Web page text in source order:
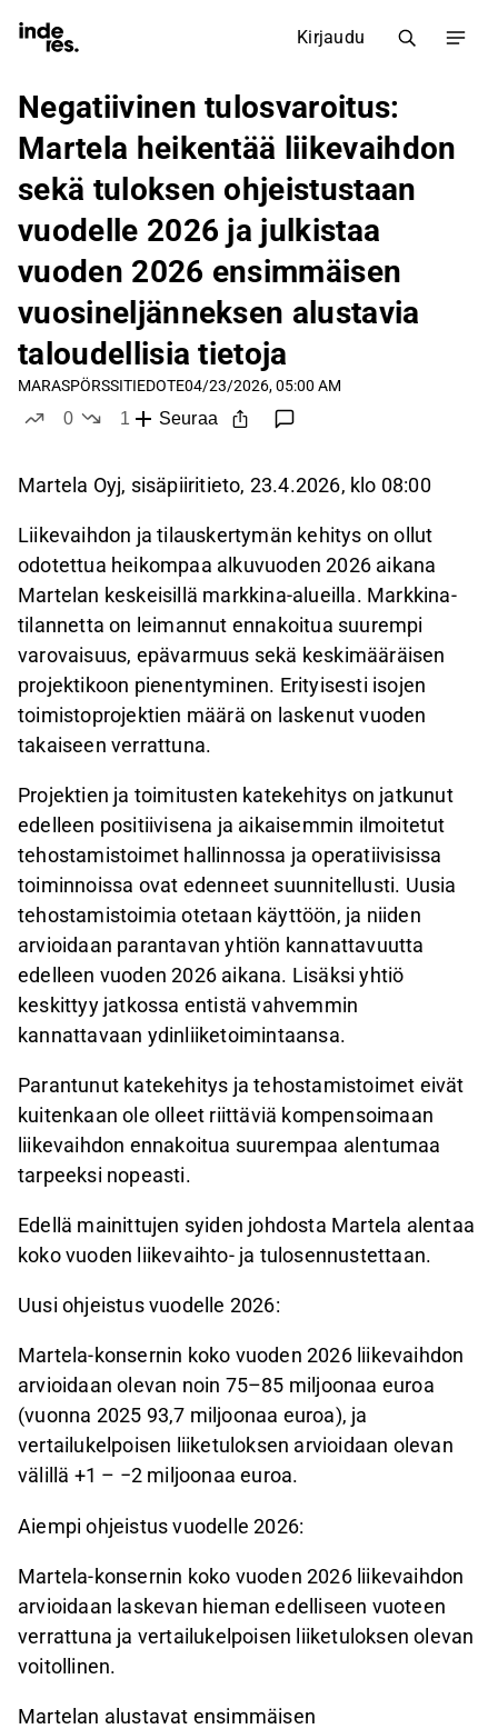
Kirjaudu
Negatiivinen tulosvaroitus:
Martela heikentää liikevaihdon
sekä tuloksen ohjeistustaan
vuodelle 2026 ja julkistaa
vuoden 2026 ensimmäisen
vuosineljänneksen alustavia
taloudellisia tietoja
MARASPÖRSSITIEDOTE04/23/2026, 05:00 AM
0
1
Seuraa
Martela Oyj, sisäpiiritieto, 23.4.2026, klo 08:00
Liikevaihdon ja tilauskertymän kehitys on ollut
odotettua heikompaa alkuvuoden 2026 aikana
Martelan keskeisillä markkina-alueilla. Markkina-
tilannetta on leimannut ennakoitua suurempi
varovaisuus, epävarmuus sekä keskimääräisen
projektikoon pienentyminen. Erityisesti isojen
toimistoprojektien määrä on laskenut vuoden
takaiseen verrattuna.
Projektien ja toimitusten katekehitys on jatkunut
edelleen positiivisena ja aikaisemmin ilmoitetut
tehostamistoimet hallinnossa ja operatiivisissa
toiminnoissa ovat edenneet suunnitellusti. Uusia
tehostamistoimia otetaan käyttöön, ja niiden
arvioidaan parantavan yhtiön kannattavuutta
edelleen vuoden 2026 aikana. Lisäksi yhtiö
keskittyy jatkossa entistä vahvemmin
kannattavaan ydinliiketoimintaansa.
Parantunut katekehitys ja tehostamistoimet eivät
kuitenkaan ole olleet riittäviä kompensoimaan
liikevaihdon ennakoitua suurempaa alentumaa
tarpeeksi nopeasti.
Edellä mainittujen syiden johdosta Martela alentaa
koko vuoden liikevaihto- ja tulosennustettaan.
Uusi ohjeistus vuodelle 2026:
Martela-konsernin koko vuoden 2026 liikevaihdon
arvioidaan olevan noin 75–85 miljoonaa euroa
(vuonna 2025 93,7 miljoonaa euroa), ja
vertailukelpoisen liiketuloksen arvioidaan olevan
välillä +1 – −2 miljoonaa euroa.
Aiempi ohjeistus vuodelle 2026:
Martela-konsernin koko vuoden 2026 liikevaihdon
arvioidaan laskevan hieman edelliseen vuoteen
verrattuna ja vertailukelpoisen liiketuloksen olevan
voitollinen.
Martelan alustavat ensimmäisen